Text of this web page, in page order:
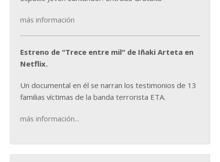
más información
Estreno de "Trece entre mil" de Iñaki Arteta en
Netflix.
Un documental en él se narran los testimonios de 13
familias víctimas de la banda terrorista ETA.
más información...